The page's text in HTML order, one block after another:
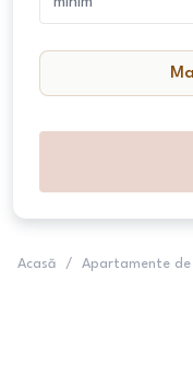
Acasă / Apartamente